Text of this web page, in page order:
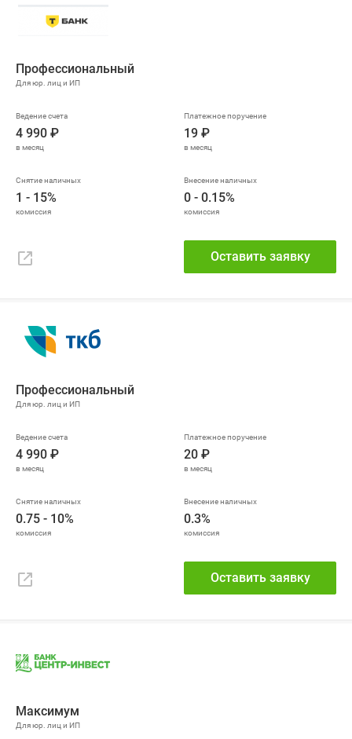
Профессиональ­ный
4 990 ₽ 19 ₽
1 - 15% 0 - 0.15%
Оставить заявку
Профессиональный
4 990 ₽ 20 ₽
0.75 - 10% 0.3%
Оставить заявку
Максимум